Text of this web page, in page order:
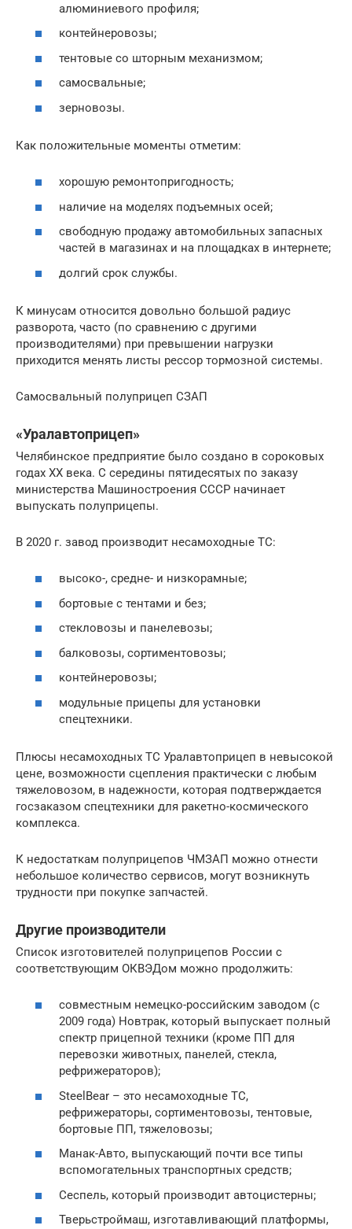
алюминиевого профиля;
контейнеровозы;
тентовые со шторным механизмом;
самосвальные;
зерновозы.
Как положительные моменты отметим:
хорошую ремонтопригодность;
наличие на моделях подъемных осей;
свободную продажу автомобильных запасных
частей в магазинах и на площадках в интернете;
долгий срок службы.
К минусам относится довольно большой радиус
разворота, часто (по сравнению с другими
производителями) при превышении нагрузки
приходится менять листы рессор тормозной системы.
Самосвальный полуприцеп СЗАП
«Уралавтоприцеп»
Челябинское предприятие было создано в сороковых
годах XX века. С середины пятидесятых по заказу
министерства Машиностроения СССР начинает
выпускать полуприцепы.
В 2020 г. завод производит несамоходные ТС:
высоко-, средне- и низкорамные;
бортовые с тентами и без;
стекловозы и панелевозы;
балковозы, сортиментовозы;
контейнеровозы;
модульные прицепы для установки
спецтехники.
Плюсы несамоходных ТС Уралавтоприцеп в невысокой
цене, возможности сцепления практически с любым
тяжеловозом, в надежности, которая подтверждается
госзаказом спецтехники для ракетно-космического
комплекса.
К недостаткам полуприцепов ЧМЗАП можно отнести
небольшое количество сервисов, могут возникнуть
трудности при покупке запчастей.
Другие производители
Список изготовителей полуприцепов России с
соответствующим ОКВЭДом можно продолжить:
совместным немецко-российским заводом (с
2009 года) Новтрак, который выпускает полный
спектр прицепной техники (кроме ПП для
перевозки животных, панелей, стекла,
рефрижераторов);
SteelBear – это несамоходные ТС,
рефрижераторы, сортиментовозы, тентовые,
бортовые ПП, тяжеловозы;
Манак-Авто, выпускающий почти все типы
вспомогательных транспортных средств;
Сеспель, который производит автоцистерны;
Тверьстроймаш, изготавливающий платформы,